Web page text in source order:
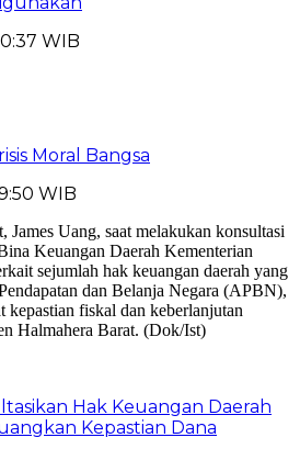
WIB
Moral Bangsa
WIB
Hak Keuangan Daerah
Kepastian Dana